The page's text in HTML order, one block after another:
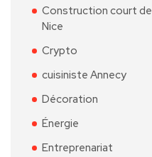
Construction court
Nice
Crypto
cuisiniste Annecy
Décoration
Énergie
Entreprenariat